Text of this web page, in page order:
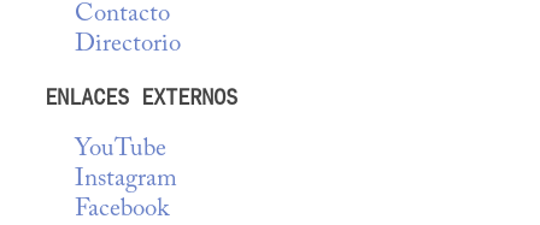
Contacto
Directorio
ENLACES EXTERNOS
YouTube
Instagram
Facebook